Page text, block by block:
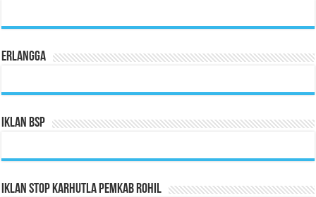
Erlangga
Iklan BSP
Iklan Stop Karhutla Pemkab Rohil